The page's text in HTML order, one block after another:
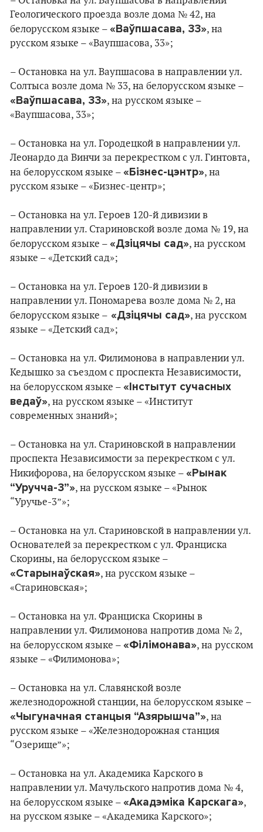
Геологического проезда возле дома № 42, на
белорусском языке – «Ваўпшасава, 33», на
русском языке – «Ваупшасова, 33»;
– Остановка на ул. Ваупшасова в направлении ул.
Солтыса возле дома № 33, на белорусском языке –
«Ваўпшасава, 33», на русском языке –
«Ваупшасова, 33»;
– Остановка на ул. Городецкой в направлении ул.
Леонардо да Винчи за перекрестком с ул. Гинтовта,
на белорусском языке – «Бізнес-цэнтр», на
русском языке – «Бизнес-центр»;
– Остановка на ул. Героев 120-й дивизии в
направлении ул. Стариновской возле дома № 19, на
белорусском языке – «Дзіцячы сад», на русском
языке – «Детский сад»;
– Остановка на ул. Героев 120-й дивизии в
направлении ул. Пономарева возле дома № 2, на
белорусском языке – «Дзіцячы сад», на русском
языке – «Детский сад»;
– Остановка на ул. Филимонова в направлении ул.
Кедышко за съездом с проспекта Независимости,
на белорусском языке – «Інстытут сучасных
ведаў», на русском языке – «Институт
современных знаний»;
– Остановка на ул. Стариновской в направлении
проспекта Независимости за перекрестком с ул.
Никифорова, на белорусском языке – «Рынак
“Уручча-3”», на русском языке – «Рынок
“Уручье-3”»;
– Остановка на ул. Стариновской в направлении ул.
Основателей за перекрестком с ул. Франциска
Скорины, на белорусском языке –
«Старынаўская», на русском языке –
«Стариновская»;
– Остановка на ул. Франциска Скорины в
направлении ул. Филимонова напротив дома № 2,
на белорусском языке – «Філімонава», на русском
языке – «Филимонова»;
– Остановка на ул. Славянской возле
железнодорожной станции, на белорусском языке –
«Чыгуначная станцыя “Азярышча”», на
русском языке – «Железнодорожная станция
“Озерище”»;
– Остановка на ул. Академика Карского в
направлении ул. Мачульского напротив дома № 4,
на белорусском языке – «Акадэміка Карскага»,
на русском языке – «Академика Карского»;